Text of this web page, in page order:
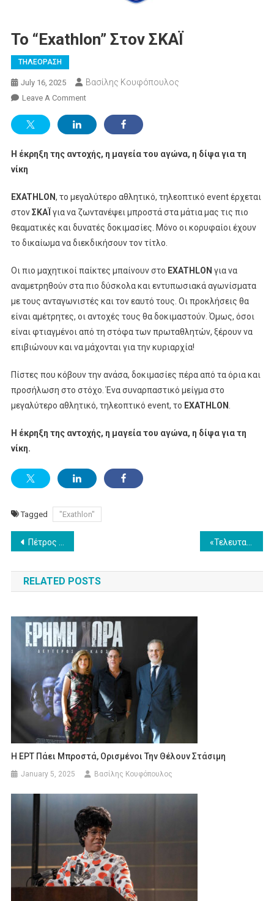
Το “Exathlon” Στον ΣΚΑΪ
ΤΗΛΕΟΡΑΣΗ
July 16, 2025 Βασίλης Κουφόπουλος
Leave A CommentOn
“Exathlon”
ΣΚΑΪ
Η έκρηξη της αντοχής, η μαγεία του αγώνα, η δίψα για τη
νίκη
EXATHLON, το μεγαλύτερο αθλητικό, τηλεοπτικό event έρχεται
στονΣΚΑΪ για να ζωντανέψει μπροστά στα μάτια μας τις πιο
θεαματικές και δυνατές δοκιμασίες. Μόνο οι κορυφαίοι έχουν
το δικαίωμα να διεκδικήσουν τον τίτλο.
Οι πιο μαχητικοί παίκτες μπαίνουν στο EXATHLON για να
αναμετρηθούν στα πιο δύσκολα και εντυπωσιακά αγωνίσματα
με τους ανταγωνιστές και τον εαυτό τους. Οι προκλήσεις θα
είναι αμέτρητες, οι αντοχές τους θα δοκιμαστούν. Όμως, όσοι
είναι φτιαγμένοι από τη στόφα των πρωταθλητών, ξέρουν να
επιβιώνουν και να μάχονται για την κυριαρχία!
Πίστες που κόβουν την ανάσα, δοκιμασίες πέρα από τα όρια και
προσήλωση στο στόχο. Ένα συναρπαστικό μείγμα στο
μεγαλύτερο αθλητικό, τηλεοπτικό event, το EXATHLON
Η έκρηξη της αντοχής, η μαγεία του αγώνα, η δίψα για τη
νίκη.
Tagged "Exathlon"
Post
navigation
Πέτρος Φιλιππίδης: Ποινή τριών ετών φυλάκισης με αναστολή
RELATED POSTS
Η ΕΡΤ Πάει Μπροστά, Ορισμένοι Την Θέλουν Στάσιμη
January 5, 2025 Βασίλης Κουφόπουλος